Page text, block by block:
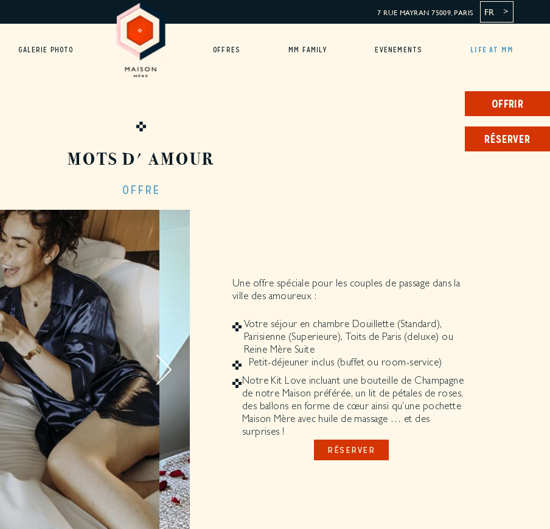
7 RUE MAYRAN 75009, PARIS FR
GALERIE PHOTO OFFRES MM FAMILY EVENEMENTS LIFE AT MM
OFFRIR
RÉSERVER
MOTS D' AMOUR
OFFRE
Une offre spéciale pour les couples de passage dans la
ville des amoureux :
Votre séjour en chambre Douillette (Standard),
Parisienne (Superieure), Toits de Paris (deluxe) ou
Reine Mère Suite
Petit-déjeuner inclus (buffet ou room-service)
Notre Kit Love incluant une bouteille de Champagne
de notre Maison préférée, un lit de pétales de roses,
des ballons en forme de cœur ainsi qu’une pochette
Maison Mère avec huile de massage … et des
surprises !
RÉSERVER